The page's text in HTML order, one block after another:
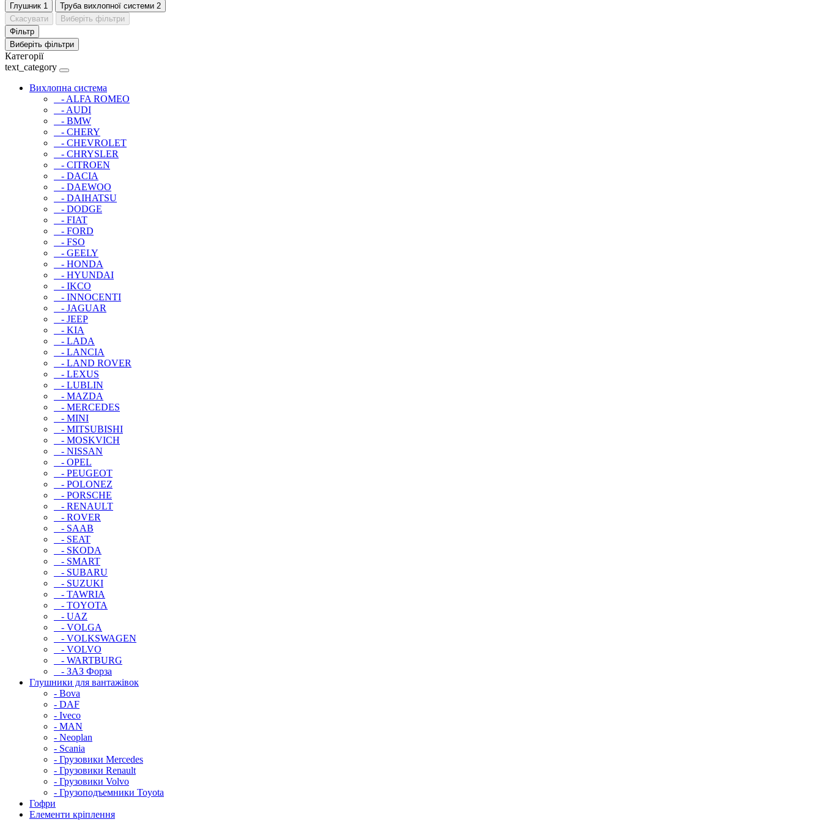
Глушник 1 Труба вихлопної системи 2
Скасувати
Виберіть фільтри
Фільтр
Виберіть фільтри
Категорії
text_category
Вихлопна система
- ALFA ROMEO
- AUDI
- BMW
- CHERY
- CHEVROLET
- CHRYSLER
- CITROEN
- DACIA
- DAEWOO
- DAIHATSU
- DODGE
- FIAT
- FORD
- FSO
- GEELY
- HONDA
- HYUNDAI
- IKCO
- INNOCENTI
- JAGUAR
- JEEP
- KIA
- LADA
- LANCIA
- LAND ROVER
- LEXUS
- LUBLIN
- MAZDA
- MERCEDES
- MINI
- MITSUBISHI
- MOSKVICH
- NISSAN
- OPEL
- PEUGEOT
- POLONEZ
- PORSCHE
- RENAULT
- ROVER
- SAAB
- SEAT
- SKODA
- SMART
- SUBARU
- SUZUKI
- TAWRIA
- TOYOTA
- UAZ
- VOLGA
- VOLKSWAGEN
- VOLVO
- WARTBURG
- ЗАЗ Форза
Глушники для вантажівок
- Bova
- DAF
- Iveco
- MAN
- Neoplan
- Scania
- Грузовики Mercedes
- Грузовики Renault
- Грузовики Volvo
- Грузоподъемники Toyota
Гофри
Елементи кріплення